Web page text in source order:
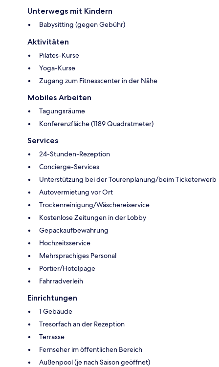
Unterwegs mit Kindern
Babysitting (gegen Gebühr)
Aktivitäten
Pilates-Kurse
Yoga-Kurse
Zugang zum Fitnesscenter in der Nähe
Mobiles Arbeiten
Tagungsräume
Konferenzfläche (1189 Quadratmeter)
Services
24-Stunden-Rezeption
Concierge-Services
Unterstützung bei der Tourenplanung/beim Ticketerwerb
Autovermietung vor Ort
Trockenreinigung/Wäschereiservice
Kostenlose Zeitungen in der Lobby
Gepäckaufbewahrung
Hochzeitsservice
Mehrsprachiges Personal
Portier/Hotelpage
Fahrradverleih
Einrichtungen
1 Gebäude
Tresorfach an der Rezeption
Terrasse
Fernseher im öffentlichen Bereich
Außenpool (je nach Saison geöffnet)